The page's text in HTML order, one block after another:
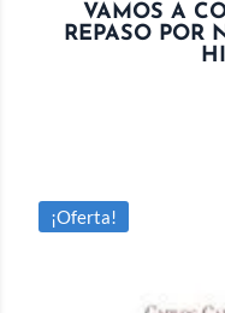
VAMOS A
REPASO POR
¡Oferta!